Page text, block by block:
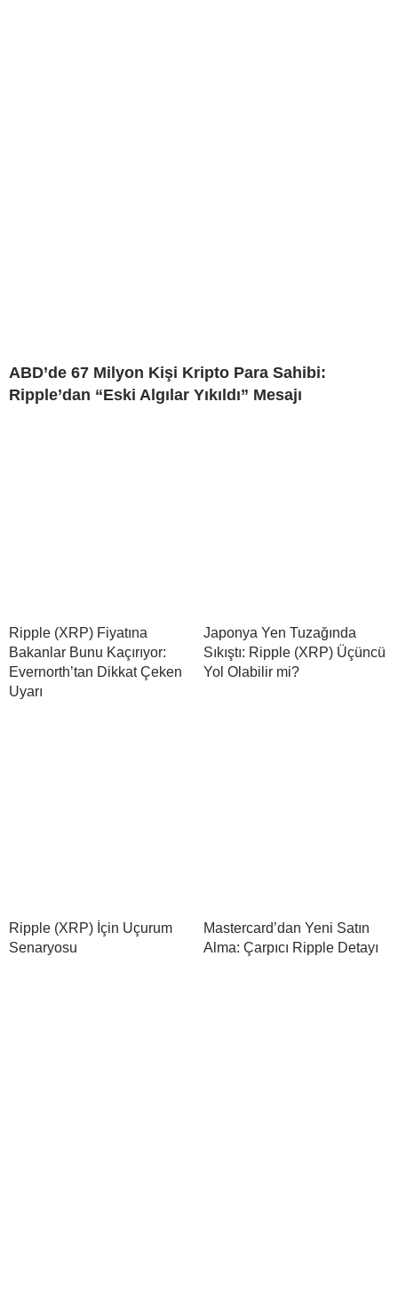
ABD’de 67 Milyon Kişi Kripto Para Sahibi:
Ripple’dan “Eski Algılar Yıkıldı” Mesajı
Ripple (XRP) Fiyatına
Bakanlar Bunu Kaçırıyor:
Evernorth’tan Dikkat Çeken
Uyarı
Japonya Yen Tuzağında
Sıkıştı: Ripple (XRP) Üçüncü
Yol Olabilir mi?
Ripple (XRP) İçin Uçurum
Senaryosu
Mastercard’dan Yeni Satın
Alma: Çarpıcı Ripple Detayı